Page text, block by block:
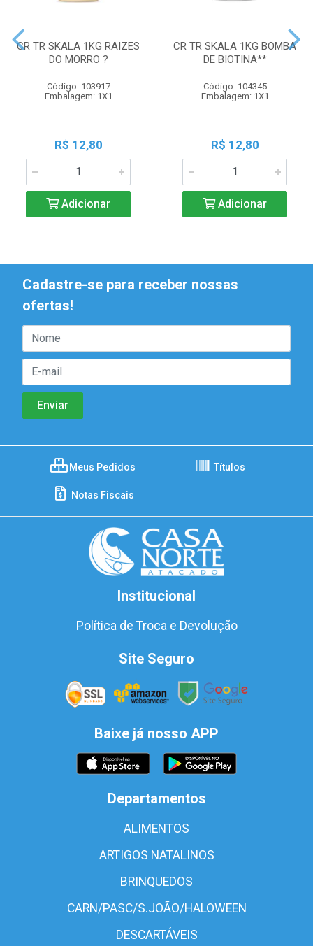
CR TR SKALA 1KG RAIZES
DO MORRO ?
Código: 103917
Embalagem: 1X1
R$ 12,80
Adicionar
CR TR SKALA 1KG BOMBA
DE BIOTINA**
Código: 104345
Embalagem: 1X1
R$ 12,80
Adicionar
Cadastre-se para receber nossas
ofertas!
Meus Pedidos Títulos
Notas Fiscais
Institucional
Política de Troca e Devolução
Site Seguro
Baixe já nosso APP
Departamentos
ALIMENTOS
ARTIGOS NATALINOS
BRINQUEDOS
CARN/PASC/S.JOÃO/HALOWEEN
DESCARTÁVEIS